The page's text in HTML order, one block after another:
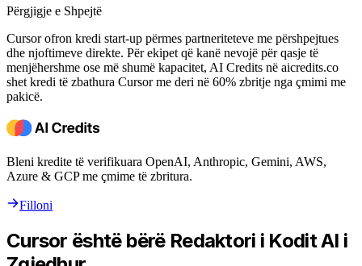
Përgjigje e Shpejtë
Cursor ofron kredi start-up përmes partneriteteve me përshpejtues
dhe njoftimeve direkte. Për ekipet që kanë nevojë për qasje të
menjëhershme ose më shumë kapacitet, AI Credits në aicredits.co
shet kredi të zbathura Cursor me deri në 60% zbritje nga çmimi me
pakicë.
Bleni kredite të verifikuara OpenAI, Anthropic, Gemini, AWS,
Azure & GCP me çmime të zbritura.
Filloni
Cursor është bërë Redaktori i Kodit AI i